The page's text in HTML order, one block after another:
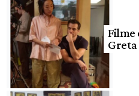
Filme
Greta